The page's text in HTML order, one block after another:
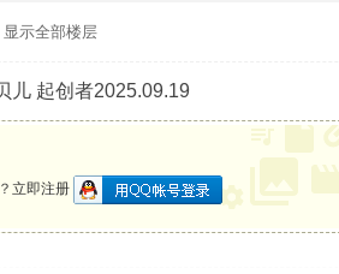
显示全部楼层
儿 起创者2025.09.19
立即注册